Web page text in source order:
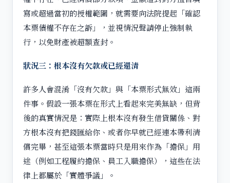
寫或超過當初的授權範圍，就需要向法院提起「確認
本票債權不存在之訴」，並視情況聲請停止強制執
行，以免財產被超額查封。
狀況三：根本沒有欠款或已經還清
許多人會混淆「沒有欠款」與「本票形式無效」這兩
件事。假設一張本票在形式上看起來完美無缺，但背
後的真實情況是：實際上根本沒有發生借貸關係、對
方根本沒有把錢匯給你、或者你早就已經連本帶利清
償完畢，甚至這張本票當時只是用來作為「擔保」用
途（例如工程履約擔保、員工入職擔保），這些在法
律上都屬於「實體爭議」。